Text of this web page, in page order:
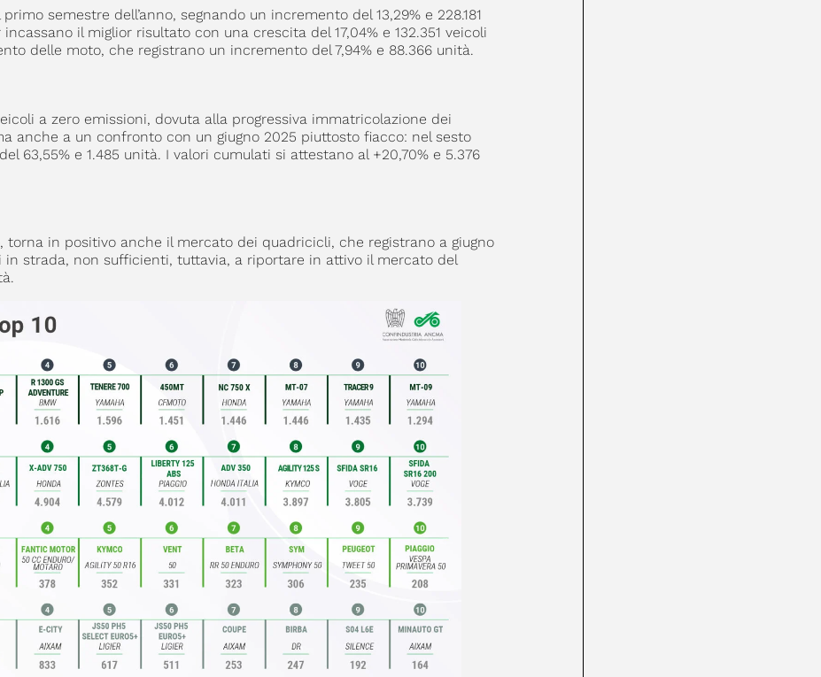
semestre dell’anno, segnando un incremento del 13,29% e 228.181
il miglior risultato con una crescita del 17,04% e 132.351 veicoli
delle moto, che registrano un incremento del 7,94% e 88.366 unità.
a zero emissioni, dovuta alla progressiva immatricolazione dei
anche a un confronto con un giugno 2025 piuttosto fiacco: nel sesto
63,55% e 1.485 unità. I valori cumulati si attestano al +20,70% e 5.376
torna in positivo anche il mercato dei quadricicli, che registrano a giugno
in strada, non sufficienti, tuttavia, a riportare in attivo il mercato del